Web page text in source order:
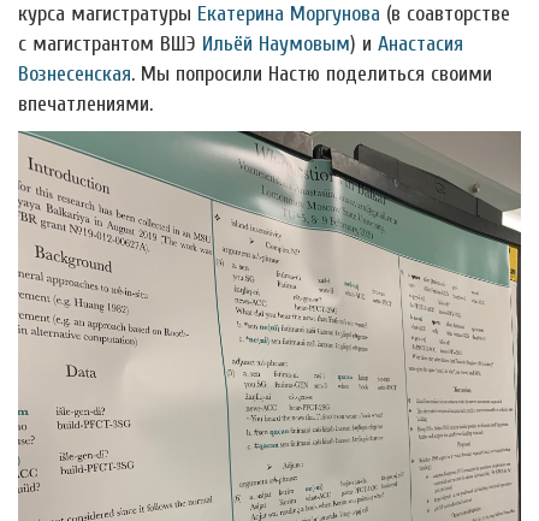
курса магистратуры Екатерина Моргунова (в соавторстве
с магистрантом ВШЭ Ильёй Наумовым) и Анастасия
Вознесенская. Мы попросили Настю поделиться своими
впечатлениями.